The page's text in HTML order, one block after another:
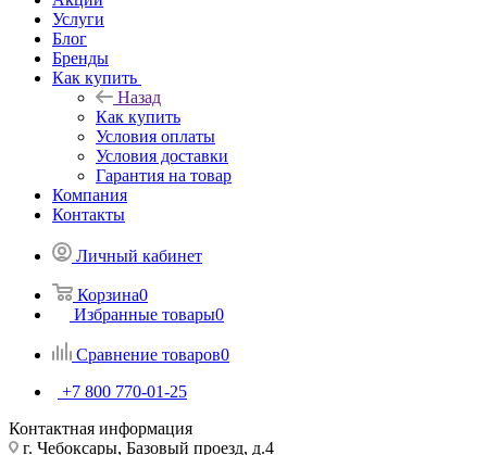
Услуги
Блог
Бренды
Как купить
Назад
Как купить
Условия оплаты
Условия доставки
Гарантия на товар
Компания
Контакты
Личный кабинет
Корзина0
Избранные товары0
Сравнение товаров0
+7 800 770-01-25
Контактная информация
г. Чебоксары, Базовый проезд, д.4